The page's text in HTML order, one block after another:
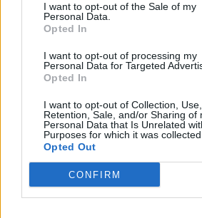
I want to opt-out of the Sale of my
Personal Data.
Opted In
I want to opt-out of processing my
Personal Data for Targeted
Opted In
I want to opt-out of Collection, Use,
Retention, Sale, and/or Sharing of
Personal Data that Is Unrelated
Purposes for which it was collected.
Opted Out
CONFIRM
Accedioregistrati per
commento esprime il pensiero dell'autore e non
di VareseNews.it, che rimane autonoma e
commenti non sono testi giornalistici, ma post
possono essere automaticamente pubblicati